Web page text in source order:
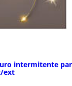
intermitente
ext